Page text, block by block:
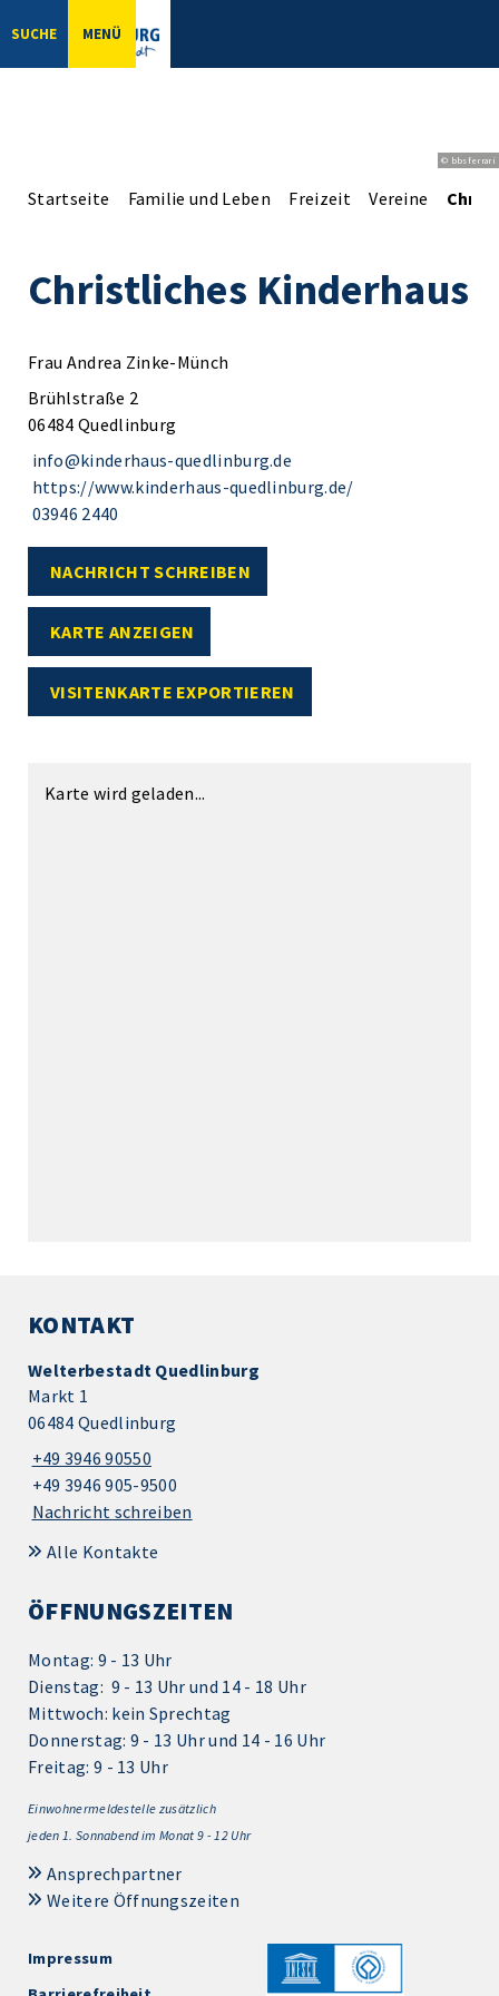
SUCHE MENÜ
© bbsferrari
Startseite Familie und Leben Freizeit Vereine
Christliches Kinderhaus
Frau Andrea Zinke-Münch
Brühlstraße 2
06484 Quedlinburg
info@kinderhaus-quedlinburg.de
https://www.kinderhaus-quedlinburg.de/
03946 2440
NACHRICHT SCHREIBEN
KARTE ANZEIGEN
VISITENKARTE EXPORTIEREN
Karte wird geladen...
KONTAKT
Welterbestadt Quedlinburg
Markt 1
06484 Quedlinburg
+49 3946 90550
+49 3946 905-9500
Nachricht schreiben
Alle Kontakte
ÖFFNUNGSZEITEN
Montag: 9 - 13 Uhr
Dienstag: 9 - 13 Uhr und 14 - 18 Uhr
Mittwoch: kein Sprechtag
Donnerstag: 9 - 13 Uhr und 14 - 16 Uhr
Freitag: 9 - 13 Uhr
Einwohnermeldestelle zusätzlich
jeden 1. Sonnabend im Monat 9 - 12 Uhr
Ansprechpartner
Weitere Öffnungszeiten
Impressum